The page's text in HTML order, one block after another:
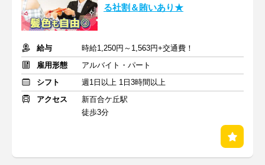
る社割＆賄いあり★
給与
時給1,250円～1,563円+交通費！
雇用形態
アルバイト・パート
シフト
週1日以上 1日3時間以上
アクセス
新百合ケ丘駅
徒歩3分